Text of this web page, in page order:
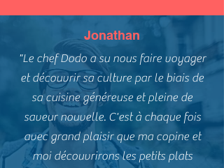
Jonathan
"Le chef Dodo a su nous faire voyager
et découvrir sa culture par le biais de
sa cuisine généreuse et pleine de
saveur nouvelle. C'est à chaque fois
avec grand plaisir que ma copine et
moi découvrirons les petits plats